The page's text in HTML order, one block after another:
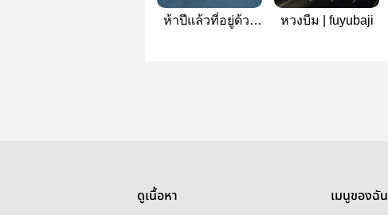
ห้าปีแล้วที่อยู่ด้วย
หวงบีม | fuyubaji
ดูเนื้อหา เมนูของฉัน